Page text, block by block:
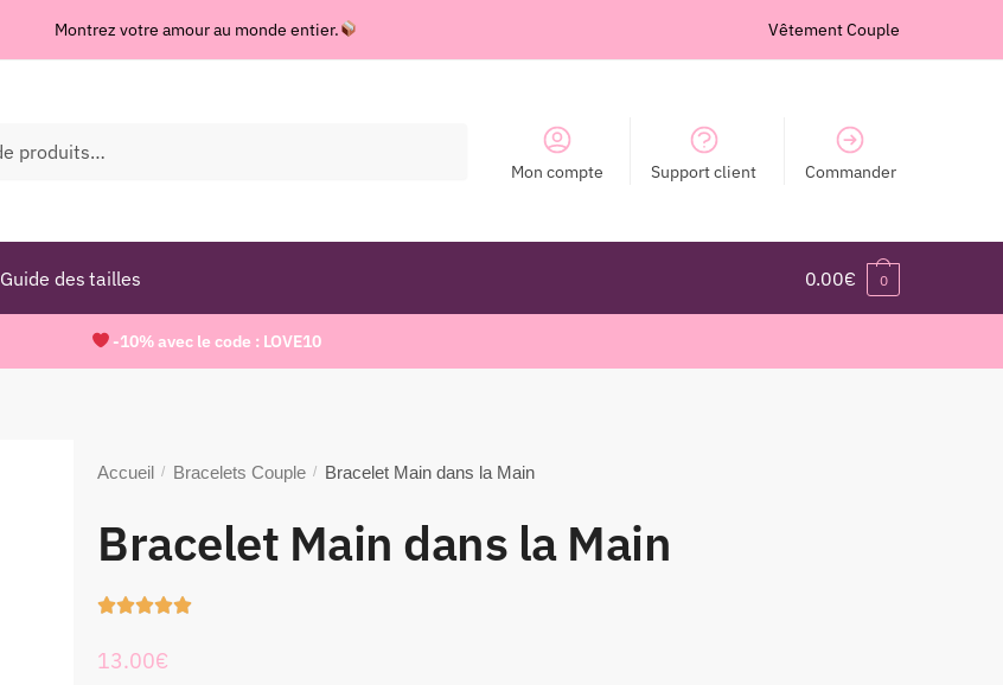
Montrez votre amour au monde entier. Vêtement Couple
Mon compte Support client Commander
Guide des tailles 0.00€ 0
-10% avec le code : LOVE10
Accueil / Bracelets Couple / Bracelet Main dans la Main
Bracelet Main dans la Main

13.00€